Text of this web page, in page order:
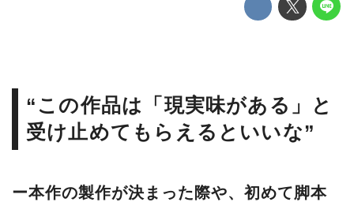
“この作品は「現実味がある」と
受け止めてもらえるといいな”
ー本作の製作が決まった際や、初めて脚本